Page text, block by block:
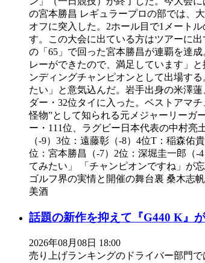
の宮本勝昌 レギュラープロの部では、
オフに突入した。2ホール目で1メート
す。この大会に出ている方はツアーに
の「65」で回った宮本勝昌が連覇を達
レーができたので、満足しています」
ンディングチャンピオンとして出場す
たい」と意気込んだ。岩手出身の米澤
ダー・32位タイに入った。ベストアマ
怪物”として知られる元メジャーリーガ
ー・111位、ラグビー日本代表の中村
（-9）3位：遠藤彰（-8）4位T：稲森
位：宮本勝昌（-7）2位：深堀圭一郎（
てみたい」 「チャンピオンですね」が
ゴルフ界の実情と開催の舞台裏 桑木
美酒
話題の新作を抑えて『G440 K』
2026年08月08日 18:00
売り上げランキングのドライバー部門